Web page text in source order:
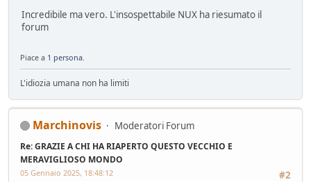
Incredibile ma vero. L'insospettabile NUX ha riesumato il
forum
Piace a 1 persona
L'idiozia umana non ha limiti
Marchinovis Moderatori Forum
Re: GRAZIE A CHI HA RIAPERTO QUESTO VECCHIO E
MERAVIGLIOSO MONDO
#2
05 Gennaio 2025, 18:48:12